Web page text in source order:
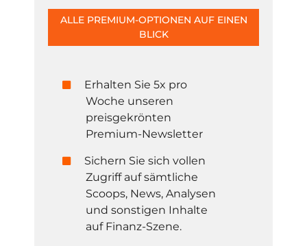
ALLE PREMIUM-OPTIONEN AUF EINEN
BLICK
Erhalten Sie 5x pro
Woche unseren
preisgekrönten
Premium-Newsletter
Sichern Sie sich vollen
Zugriff auf sämtliche
Scoops, News, Analysen
und sonstigen Inhalte
auf Finanz-Szene.